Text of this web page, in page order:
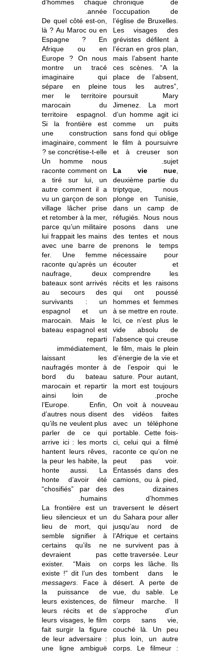
chronique de
l’occupation de
l’église de Bruxelles.
Les visages des
grévistes défilent à
l’écran en gros plan,
mais l’absent hante
ces scènes. “A la
place de l’absent,
tous les autres”,
poursuit Mary
Jimenez. La mort
d’un homme agit ici
comme un puits
sans fond qui oblige
le film à poursuivre
et à creuser son
sujet.
La vie nue,
deuxième partie du
triptyque, nous
plonge en Tunisie,
dans un camp de
réfugiés. Nous nous
posons dans une
des tentes et nous
prenons le temps
nécessaire pour
écouter et
comprendre les
récits et les raisons
qui ont poussé
hommes et femmes
à se mettre en route.
Ici, ce n’est plus le
vide absolu de
l’absence qui creuse
le film, mais le plein
d’énergie de la vie et
de l’espoir qui le
sature. Pour autant,
la mort est toujours
proche.
On voit à nouveau
des vidéos faites
avec un téléphone
portable. Cette fois-
ci, celui qui a filmé
raconte ce qu’on ne
peut pas voir.
Entassés dans des
camions, ou à pied,
des dizaines
d’hommes
traversent le désert
du Sahara pour aller
jusqu’au nord de
l’Afrique et certains
ne survivent pas à
cette traversée. Leur
corps les lâche. Ils
tombent dans le
désert. A perte de
vue, du sable. Le
filmeur marche. Il
s’approche d’un
corps sans vie,
couché là. Un peu
plus loin, un autre
corps. Le filmeur :
d’hommes chaque
année.
De quel côté est-on,
là ? Au Maroc ou en
Espagne ? En
Afrique ou en
Europe ? On nous
montre un tracé
imaginaire qui
sépare en pleine
mer le territoire
marocain du
territoire espagnol.
Si la frontière est
une construction
imaginaire, comment
se concrétise-t-elle ?
Un homme nous
raconte comment on
a tiré sur lui, un
autre comment il a
vu un garçon de son
village lâcher prise
et retomber à la mer,
parce qu’un militaire
lui frappait les mains
avec une barre de
fer. Une femme
raconte qu’après un
naufrage, deux
bateaux sont arrivés
au secours des
survivants : un
espagnol et un
marocain. Mais le
bateau espagnol est
reparti
immédiatement,
laissant les
naufragés monter à
bord du bateau
marocain et repartir
ainsi loin de
l’Europe. Enfin,
d’autres nous disent
qu’ils ne veulent plus
parler de ce qui
arrive ici : les morts
hantent leurs rêves,
la peur les habite, la
honte aussi. La
honte d’avoir été
“chosifiés” par des
humains.
La frontière est un
lieu silencieux et un
lieu de mort, qui
semble signifier à
certains qu’ils ne
devraient pas
exister. “Mais on
existe !” dit l’un des
messagers. Face à
la puissance de
leurs existences, de
leurs récits et de
leurs visages, le film
fait surgir la figure
de leur adversaire :
une ligne ambiguë